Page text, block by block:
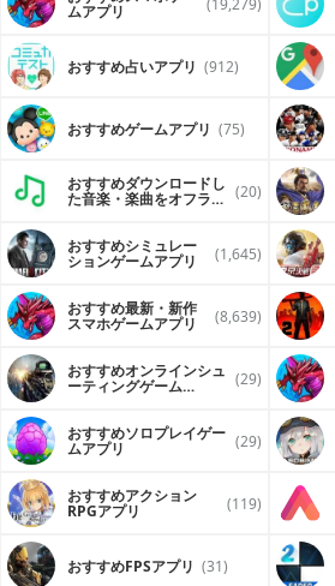
ムアプリ
おすすめ占いアプリ (912)
おすすめゲームアプリ (75)
おすすめダウンロードし
た音楽・楽曲をオフライ (20)
おすすめシミュレー
ションゲームアプリ (1,645)
おすすめ最新・新作
スマホゲームアプリ (8,639)
おすすめオンラインシュ
ーティングゲーム (29)
おすすめソロプレイゲー
ムアプリ (29)
おすすめアクション
RPGアプリ (119)
おすすめFPSアプリ (31)